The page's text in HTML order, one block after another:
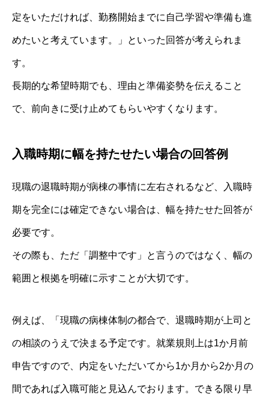
定をいただければ、勤務開始までに自己学習や準備も進
めたいと考えています。」といった回答が考えられま
す。
長期的な希望時期でも、理由と準備姿勢を伝えること
で、前向きに受け止めてもらいやすくなります。
入職時期に幅を持たせたい場合の回答例
現職の退職時期が病棟の事情に左右されるなど、入職時
期を完全には確定できない場合は、幅を持たせた回答が
必要です。
その際も、ただ「調整中です」と言うのではなく、幅の
範囲と根拠を明確に示すことが大切です。
例えば、「現職の病棟体制の都合で、退職時期が上司と
の相談のうえで決まる予定です。就業規則上は1か月前
申告ですので、内定をいただいてから1か月から2か月の
間であれば入職可能と見込んでおります。できる限り早